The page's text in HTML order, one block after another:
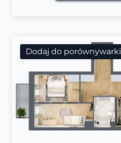
Dodaj do porównywarki